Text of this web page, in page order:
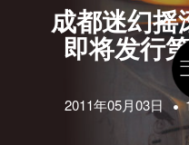
成都迷幻摇
即将发行
2011年05月03日